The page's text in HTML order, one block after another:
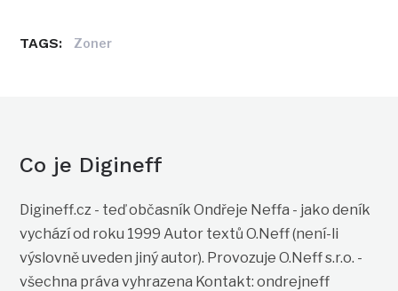
TAGS: Zoner
Co je Digineff
Digineff.cz - teď občasník Ondřeje Neffa - jako deník
vychází od roku 1999 Autor textů O.Neff (není-li
výslovně uveden jiný autor). Provozuje O.Neff s.r.o. -
všechna práva vyhrazena Kontakt: ondrejneff